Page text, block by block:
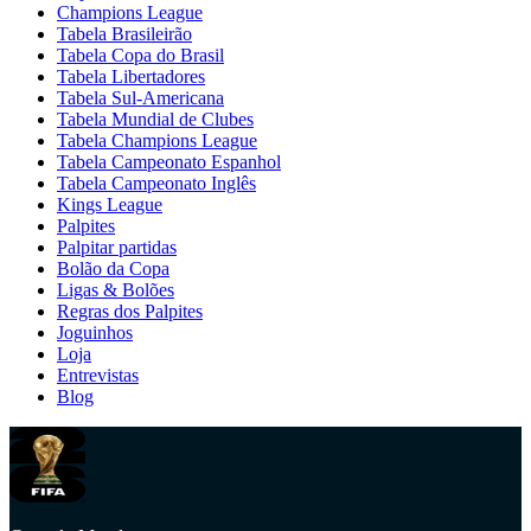
Champions League
Tabela Brasileirão
Tabela Copa do Brasil
Tabela Libertadores
Tabela Sul-Americana
Tabela Mundial de Clubes
Tabela Champions League
Tabela Campeonato Espanhol
Tabela Campeonato Inglês
Kings League
Palpites
Palpitar partidas
Bolão da Copa
Ligas & Bolões
Regras dos Palpites
Joguinhos
Loja
Entrevistas
Blog